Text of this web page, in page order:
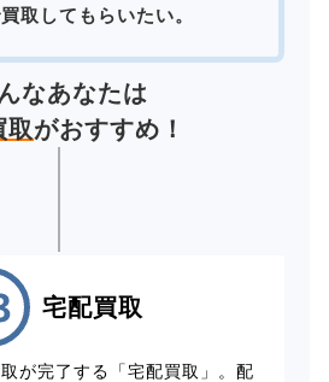
取してもらいたい。
なあなたは
取がおすすめ！
宅配買取
が完了する「宅配買取」。配